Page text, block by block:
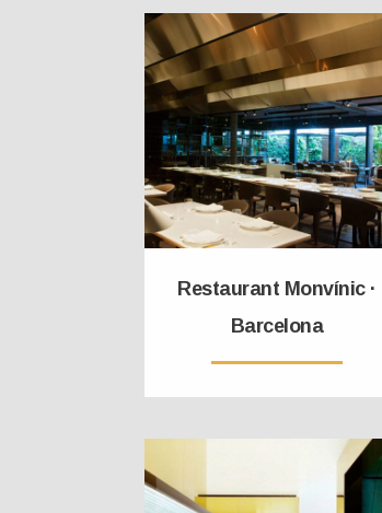
Restaurant Monvínic ·
Barcelona